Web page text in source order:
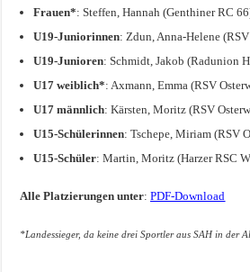
Frauen*: Steffen, Hannah (Genthiner RC
U19-Juniorinnen: Zdun, Anna-Helene
U19-Junioren: Schmidt, Jakob (Radunion
U17 weiblich*: Axmann, Emma (RSV
U17 männlich: Kärsten, Moritz (RSV
U15-Schülerinnen: Tschepe, Miriam (RSV
U15-Schüler: Martin, Moritz (Harzer RSC
Alle Platzierungen unter:PDF-Download
*Landessieger, da keine drei Sportler aus SAH in der